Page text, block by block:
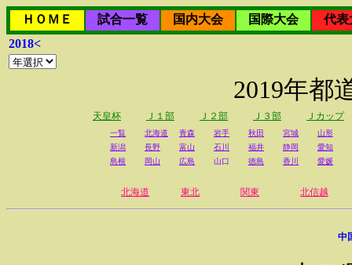
ＨＯＭＥ 試合一覧 国内大会 国際大会
代表
2018<
2019年都
天皇杯 Ｊ１部 Ｊ２部 Ｊ３部 Ｊカップ
一覧 北海道 青森 岩手 秋田 宮城
山形
新潟
長野 富山 石川 福井 静岡
愛知
島根
岡山 広島 山口 徳島 香川 愛媛
北海道 東北 関東 北信越
中